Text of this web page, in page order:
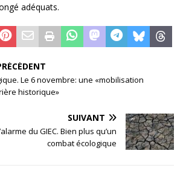
adéquats.
Le 6 novembre: une «mobilisation
historique»
SUIVANT
du GIEC. Bien plus qu’un
combat écologique